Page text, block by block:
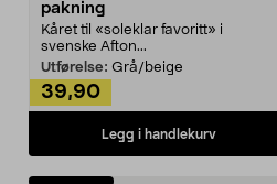
pakning
Kåret til «soleklar favoritt» i
svenske Afton...
Utførelse: Grå/beige
39,90
Legg i handlekurv